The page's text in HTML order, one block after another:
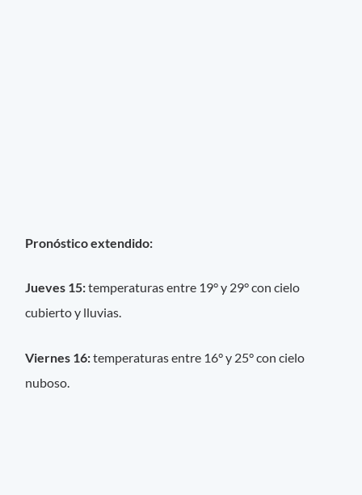
Pronóstico extendido:
Jueves 15:temperaturas entre 19° y 29° con cielo
cubierto y lluvias.
Viernes 16:temperaturas entre 16° y 25° con cielo
nuboso.